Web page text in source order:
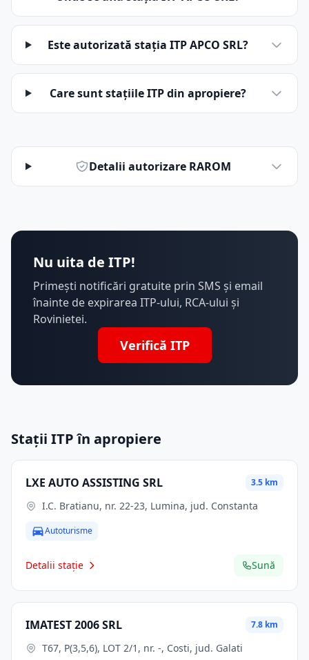
Este autorizată stația ITP APCO SRL?
Care sunt stațiile ITP din apropiere?
Detalii autorizare RAROM
Nu uita de ITP!
Primești notificări gratuite prin SMS și email
înainte de expirarea ITP-ului, RCA-ului și
Rovinietei.
Verifică ITP
Stații ITP în apropiere
LXE AUTO ASSISTING SRL 3.5 km
I.C. Bratianu, nr. 22-23, Lumina, jud. Constanta
Autoturisme
Detalii stație Sună
IMATEST 2006 SRL 7.8 km
T67, P(3,5,6), LOT 2/1, nr. -, Costi, jud. Galati